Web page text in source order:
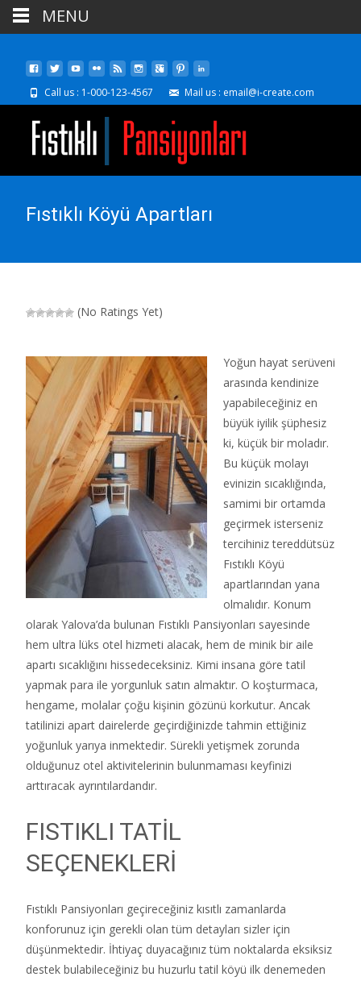
Call us : 1-000-123-4567 Mail us : email@i-create.com
Fıstıklı Köyü Apartları
(No Ratings Yet)
Yoğun hayat serüveni
arasında kendinize
yapabileceğiniz en
büyük iyilik şüphesiz
ki, küçük bir moladır.
Bu küçük molayı
evinizin sıcaklığında,
samimi bir ortamda
geçirmek isterseniz
tercihiniz tereddütsüz
Fıstıklı Köyü
apartlarından yana
olmalıdır. Konum
olarak Yalova’da bulunan Fıstıklı Pansiyonları sayesinde
hem ultra lüks otel hizmeti alacak, hem de minik bir aile
apartı sıcaklığını hissedeceksiniz. Kimi insana göre tatil
yapmak para ile yorgunluk satın almaktır. O koşturmaca,
hengame, molalar çoğu kişinin gözünü korkutur. Ancak
tatilinizi apart dairelerde geçirdiğinizde tahmin ettiğiniz
yoğunluk yarıya inmektedir. Sürekli yetişmek zorunda
olduğunuz otel aktivitelerinin bulunmaması keyfinizi
arttıracak ayrıntılardandır.
FISTIKLI TATİL
SEÇENEKLERİ
Fıstıklı Pansiyonları geçireceğiniz kısıtlı zamanlarda
konforunuz için gerekli olan tüm detayları sizler için
düşünmektedir. İhtiyaç duyacağınız tüm noktalarda eksiksiz
destek bulabileceğiniz bu huzurlu tatil köyü ilk denemeden
MENU